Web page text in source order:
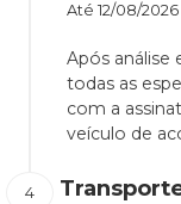
Até 12/08/2026
Após análise
todas as
com a
veículo de